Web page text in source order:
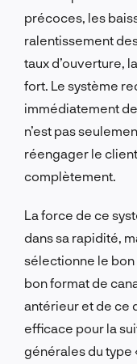
précoces, les
ralentissement
taux d’ouverture,
fort. Le système
immédiatement
n’est pas
réengager le
complètement.
La force de ce
dans sa rapidité,
sélectionne le
bon format de
antérieur et de ce
efficace pour la
générales du type